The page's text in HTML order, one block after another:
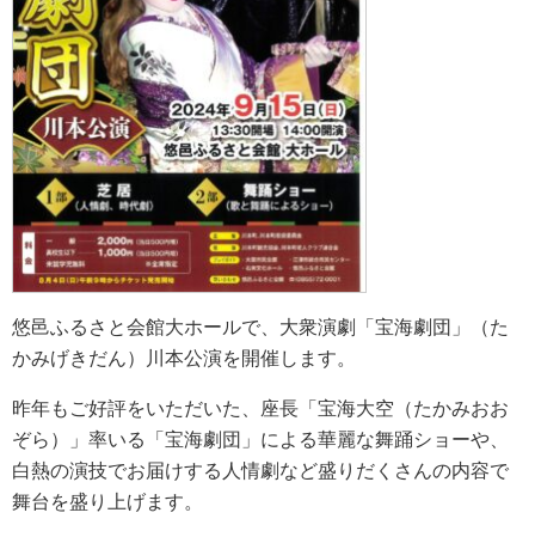
悠邑ふるさと会館大ホールで、大衆演劇「宝海劇団」（た
かみげきだん）川本公演を開催します。
昨年もご好評をいただいた、座長「宝海大空（たかみおお
ぞら）」率いる「宝海劇団」による華麗な舞踊ショーや、
白熱の演技でお届けする人情劇など盛りだくさんの内容で
舞台を盛り上げます。